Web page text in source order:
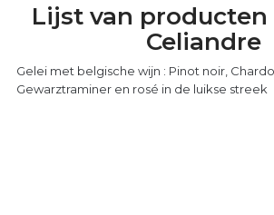
Lijst van
Celiandre
Gelei met belgische wijn : Pinot noir,
Gewarztraminer en rosé in de luikse streek